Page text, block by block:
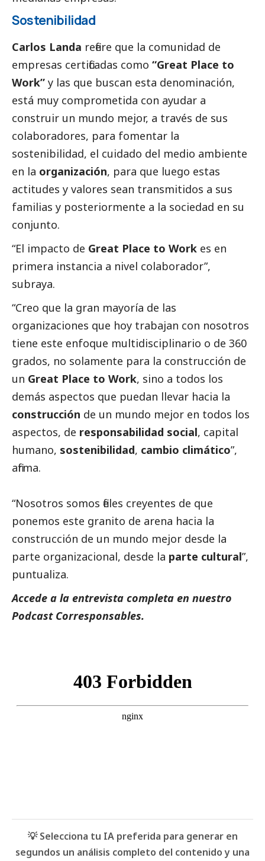
Sostenibilidad
Carlos Landa refiere que la comunidad de
empresas certificadas como “Great Place to
Work” y las que buscan esta denominación,
está muy comprometida con ayudar a
construir un mundo mejor, a través de sus
colaboradores, para fomentar la
sostenibilidad, el cuidado del medio ambiente
en la organización, para que luego estas
actitudes y valores sean transmitidos a sus
familias y posteriormente a la sociedad en su
conjunto.
“El impacto de Great Place to Work es en
primera instancia a nivel colaborador”,
subraya.
“Creo que la gran mayoría de las
organizaciones que hoy trabajan con nosotros
tiene este enfoque multidisciplinario o de 360
grados, no solamente para la construcción de
un Great Place to Work, sino a todos los
demás aspectos que puedan llevar hacia la
construcción de un mundo mejor en todos los
aspectos, de responsabilidad social, capital
humano, sostenibilidad, cambio climático”,
afirma.
“Nosotros somos fieles creyentes de que
ponemos este granito de arena hacia la
construcción de un mundo mejor desde la
parte organizacional, desde la parte cultural”,
puntualiza.
Accede a la entrevista completa en nuestro
Podcast Corresponsables.
💡 Selecciona tu IA preferida para generar en
segundos un análisis completo del contenido y una